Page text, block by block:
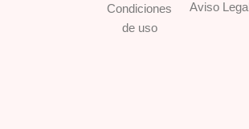
Condiciones
de uso
Aviso Legal